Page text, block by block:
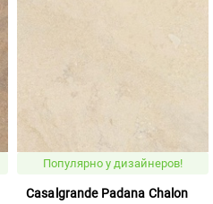
Популярно у дизайнеров!
Casalgrande Padana Chalon